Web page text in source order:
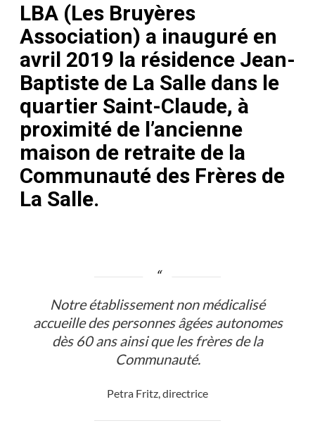
LBA (Les Bruyères
Association) a inauguré en
avril 2019 la résidence Jean-
Baptiste de La Salle dans le
quartier Saint-Claude, à
proximité de l’ancienne
maison de retraite de la
Communauté des Frères de
La Salle.
Notre établissement non médicalisé
accueille des personnes âgées autonomes
dès 60 ans ainsi que les frères de la
Communauté.
Petra Fritz, directrice